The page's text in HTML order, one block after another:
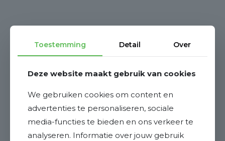
Toestemming Detail Over
Deze website maakt gebruik van cookies
We gebruiken cookies om content en
advertenties te personaliseren, sociale
media-functies te bieden en ons verkeer te
analyseren. Informatie over jouw gebruik